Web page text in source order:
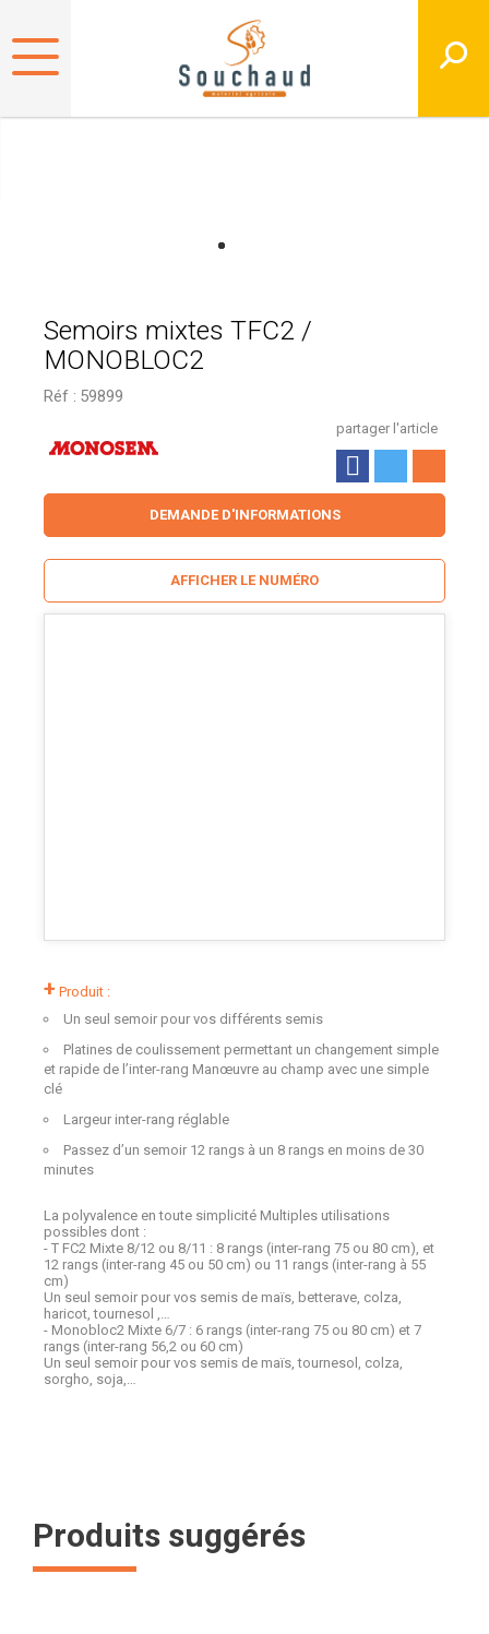
Semoirs mixtes TFC2 /
MONOBLOC2
Réf : 59899
+ Produit :
Un seul semoir pour vos différents semis
Platines de coulissement permettant un changement simple
et rapide de l’inter-rang Manœuvre au champ avec une simple
clé
Largeur inter-rang réglable
Passez d’un semoir 12 rangs à un 8 rangs en moins de 30
minutes
partager l'article
La polyvalence en toute simplicité Multiples utilisations
possibles dont :
- T FC2 Mixte 8/12 ou 8/11 : 8 rangs (inter-rang 75 ou 80 cm), et
12 rangs (inter-rang 45 ou 50 cm) ou 11 rangs (inter-rang à 55
cm)
Un seul semoir pour vos semis de maïs, betterave, colza,
haricot, tournesol ,…
- Monobloc2 Mixte 6/7 : 6 rangs (inter-rang 75 ou 80 cm) et 7
rangs (inter-rang 56,2 ou 60 cm)
Un seul semoir pour vos semis de maïs, tournesol, colza,
sorgho, soja,…
DEMANDE D'INFORMATIONS
AFFICHER LE NUMÉRO
Produits suggérés